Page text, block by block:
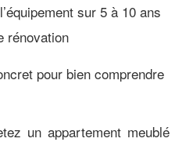
sur 5 à 10 ans
rénovation
pour bien comprendre
un appartement meublé